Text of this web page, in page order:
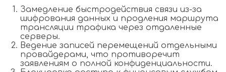
Замедление быстродействия связи из-за
шифрования данных и продления маршрута
трансляции трафика через отдаленные
серверы.
Ведение записей перемещений отдельными
провайдерами, что противоречит
заявлениям о полной конфиденциальности.